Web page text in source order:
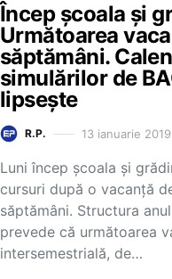
Încep școala și
Următoarea
săptămâni.
simulărilor de
lipsește
R.P. 13 ianuarie 2019
Luni încep școala și
cursuri după o vacanță
săptămâni. Structura
prevede că următoarea
intersemestrială, de…